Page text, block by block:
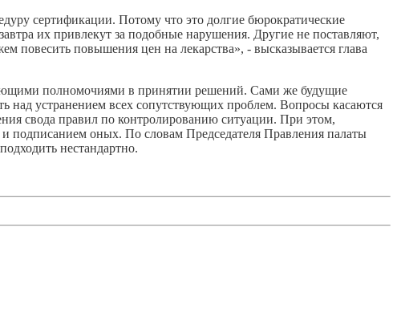
сертификации. Потому что это долгие бюрократические
их привлекут за подобные нарушения. Другие не поставляют,
повышения цен на лекарства», - высказывается глава
полномочиями в принятии решений. Сами же будущие
над устранением всех сопутствующих проблем. Вопросы касаются
свода правил по контролированию ситуации. При этом,
и подписанием оных. По словам Председателя Правления палаты
нестандартно.